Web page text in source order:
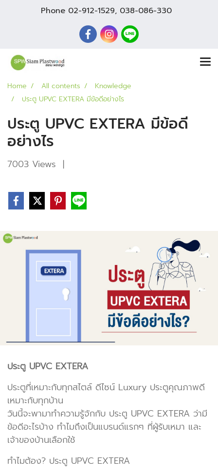
Phone 02-912-1529, 038-086-330
Home All contents
Knowledge
ประตู UPVC EXTERA มีข้อดีอย่างไร
ประตู UPVC EXTERA มีข้อดี
อย่างไร
7003 Views |
ประตู UPVC EXTERA
ประตูที่เหมาะกับทุกสไตล์ ดีไซน์ Luxury ประตูคุณภาพดี
เหมาะกับทุกบ้าน
วันนี้จะพามาทำความรู้จักกับ ประตู UPVC EXTERA ว่ามี
ข้อดีอะไรบ้าง ทำไมถึงเป็นแบรนด์แรกๆ ที่ผู้รับเหมา และ
เจ้าของบ้านเลือกใช้
ทำไมต้อง? ประตู UPVC EXTERA